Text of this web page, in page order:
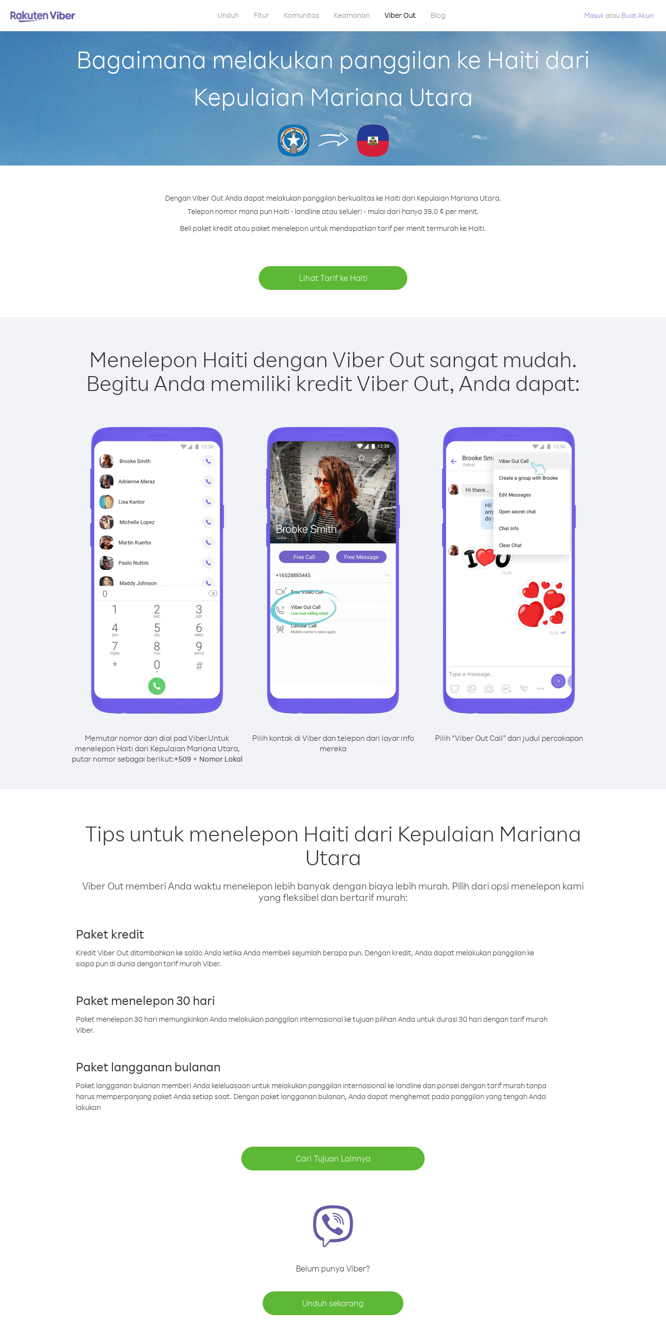
Unduh Fitur Komunitas Keamanan Viber Out Blog Masuk atau Buat Akun
Bagaimana melakukan panggilan ke Haiti dari
Kepulaian Mariana Utara
Dengan Viber Out Anda dapat melakukan panggilan berkualitas ke Haiti dari Kepulaian Mariana Utara.
Telepon nomor mana pun Haiti - landline atau seluler! - mulai dari hanya 39.0 ¢ per menit.
Beli paket kredit atau paket menelepon untuk mendapatkan tarif per menit termurah ke Haiti.
Lihat Tarif ke Haiti
Menelepon Haiti dengan Viber Out sangat mudah.
Begitu Anda memiliki kredit Viber Out, Anda dapat:
Memutar nomor dari dial pad Viber.Untuk
menelepon Haiti dari Kepulaian Mariana Utara,
putar nomor sebagai berikut:+509 + Nomor Lokal
Pilih kontak di Viber dan telepon dari layar info
mereka
Pilih “Viber Out Call” dari judul percakapan
Tips untuk menelepon Haiti dari Kepulaian Mariana
Utara
Viber Out memberi Anda waktu menelepon lebih banyak dengan biaya lebih murah. Pilih dari opsi menelepon kami
yang fleksibel dan bertarif murah:
Paket kredit
Kredit Viber Out ditambahkan ke saldo Anda ketika Anda membeli sejumlah berapa pun. Dengan kredit, Anda dapat melakukan panggilan ke
siapa pun di dunia dengan tarif murah Viber.
Paket menelepon 30 hari
Paket menelepon 30 hari memungkinkan Anda melakukan panggilan internasional ke tujuan pilihan Anda untuk durasi 30 hari dengan tarif murah
Viber.
Paket langganan bulanan
Paket langganan bulanan memberi Anda keleluasaan untuk melakukan panggilan internasional ke landline dan ponsel dengan tarif murah tanpa
harus memperpanjang paket Anda setiap saat. Dengan paket langganan bulanan, Anda dapat menghemat pada panggilan yang tengah Anda
lakukan
Cari Tujuan Lainnya
Belum punya Viber?
Unduh sekarang